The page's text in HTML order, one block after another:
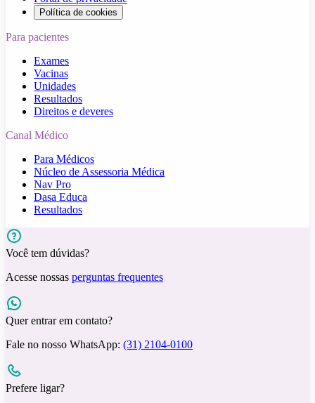
Política de cookies
Para pacientes
Exames
Vacinas
Unidades
Resultados
Direitos e deveres
Canal Médico
Para Médicos
Núcleo de Assessoria Médica
Nav Pro
Dasa Educa
Resultados
Você tem dúvidas?
Acesse nossas perguntas frequentes
Quer entrar em contato?
Fale no nosso WhatsApp: (31) 2104-0100
Prefere ligar?